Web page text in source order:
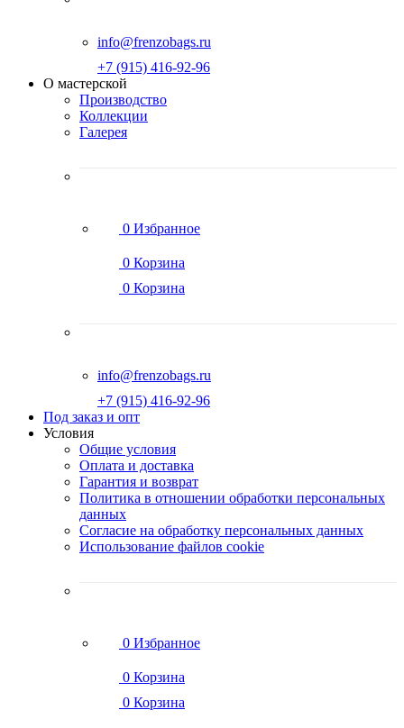
info@frenzobags.ru
‭+7 (915) 416-92-96
О мастерской
Производство
Коллекции
Галерея
0 Избранное
0 Корзина
0 Корзина
info@frenzobags.ru
‭+7 (915) 416-92-96
Под заказ и опт
Условия
Общие условия
Оплата и доставка
Гарантия и возврат
Политика в отношении обработки персональных
данных
Согласие на обработку персональных данных
Использование файлов cookie
0 Избранное
0 Корзина
0 Корзина